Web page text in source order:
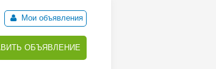
Мои объявления
ОБЪЯВЛЕНИЕ